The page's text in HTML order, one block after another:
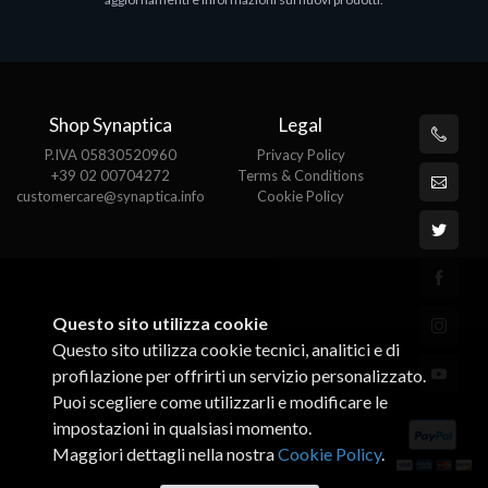
Shop Synaptica
P.IVA 05830520960
+39 02 00704272
customercare@synaptica.info
Legal
Privacy Policy
Terms & Conditions
Cookie Policy
Questo sito utilizza cookie
Questo sito utilizza cookie tecnici, analitici e di
profilazione per offrirti un servizio personalizzato.
Puoi scegliere come utilizzarli e modificare le
impostazioni in qualsiasi momento.
Maggiori dettagli nella nostraCookie Policy.